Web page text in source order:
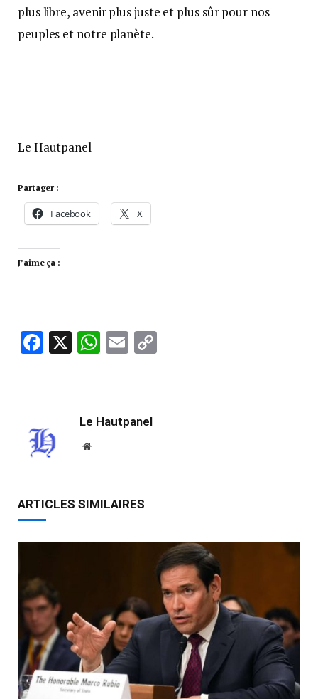
plus libre, avenir plus juste et plus sûr pour nos
peuples et notre planète.
Le Hautpanel
Partager :
Facebook X
J’aime ça :
Facebook
X WhatsApp
Email
Le Hautpanel
Website
ARTICLES SIMILAIRES